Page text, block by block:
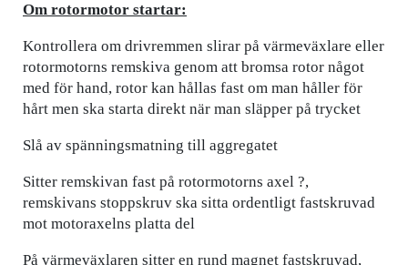
Om rotormotor startar:
Kontrollera om drivremmen slirar på värmeväxlare eller
rotormotorns remskiva genom att bromsa rotor något
med för hand, rotor kan hållas fast om man håller för
hårt men ska starta direkt när man släpper på trycket
Slå av spänningsmatning till aggregatet
Sitter remskivan fast på rotormotorns axel ?,
remskivans stoppskruv ska sitta ordentligt fastskruvad
mot motoraxelns platta del
På värmeväxlaren sitter en rund magnet fastskruvad,